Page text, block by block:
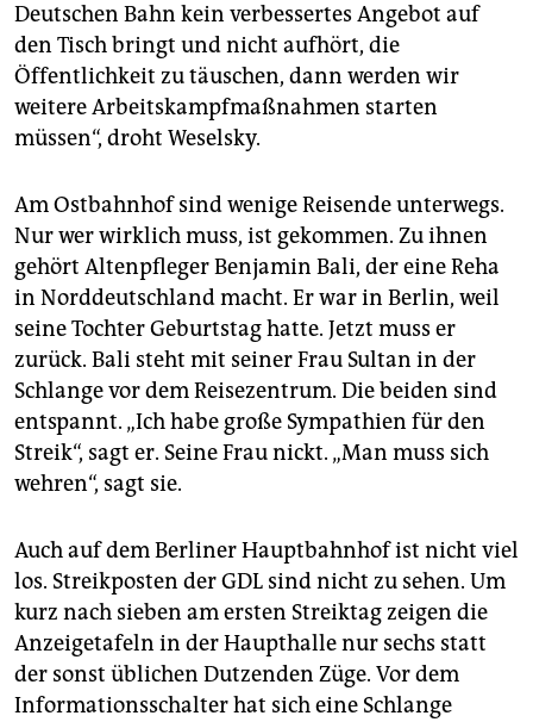
Deutschen Bahn kein verbessertes Angebot auf
den Tisch bringt und nicht aufhört, die
Öffentlichkeit zu täuschen, dann werden wir
weitere Arbeitskampfmaßnahmen starten
müssen“, droht Weselsky.
Am Ostbahnhof sind wenige Reisende unterwegs.
Nur wer wirklich muss, ist gekommen. Zu ihnen
gehört Altenpfleger Benjamin Bali, der eine Reha
in Norddeutschland macht. Er war in Berlin, weil
seine Tochter Geburtstag hatte. Jetzt muss er
zurück. Bali steht mit seiner Frau Sultan in der
Schlange vor dem Reisezentrum. Die beiden sind
entspannt. „Ich habe große Sympathien für den
Streik“, sagt er. Seine Frau nickt. „Man muss sich
wehren“, sagt sie.
Auch auf dem Berliner Hauptbahnhof ist nicht viel
los. Streikposten der GDL sind nicht zu sehen. Um
kurz nach sieben am ersten Streiktag zeigen die
Anzeigetafeln in der Haupthalle nur sechs statt
der sonst üblichen Dutzenden Züge. Vor dem
Informationsschalter hat sich eine Schlange